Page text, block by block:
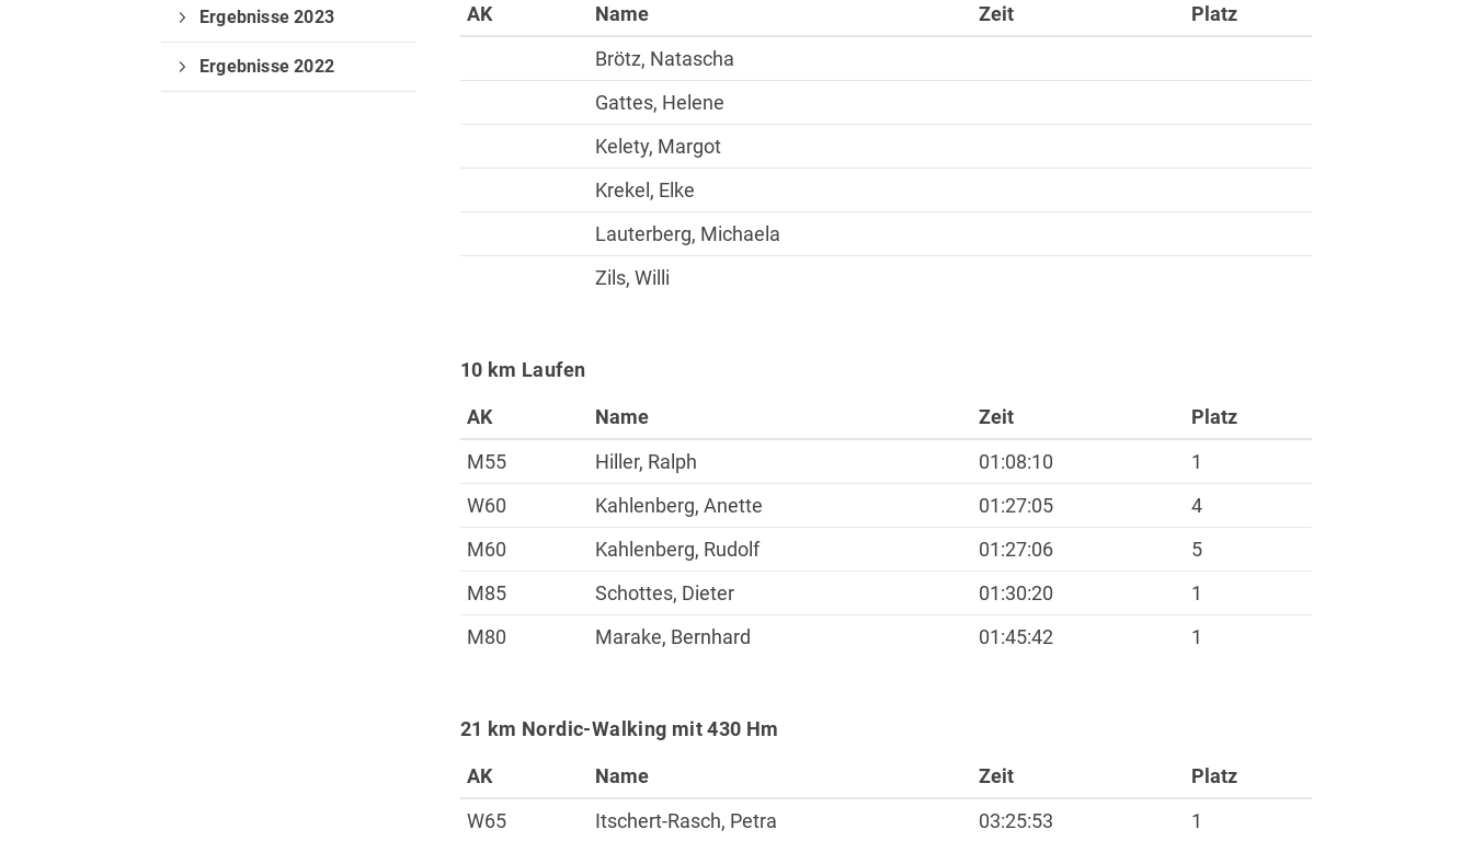
AK Name Zeit
Platz
Brötz, Natascha
Gattes, Helene
Kelety, Margot
Krekel, Elke
Lauterberg, Michaela
Zils, Willi
10 km Laufen
AK Name Zeit
Platz
M55
Hiller, Ralph 01:08:10
1
W60
Kahlenberg, Anette 01:27:05
4
M60
Kahlenberg, Rudolf 01:27:06
5
M85
Schottes, Dieter 01:30:20
1
M80
Marake, Bernhard 01:45:42 1
21 km Nordic-Walking mit 430 Hm
AK Name Zeit
Platz
W65
Itschert-Rasch, Petra 03:25:53
1
Ergebnisse 2023
Ergebnisse 2022
Sportangebote
Laufen